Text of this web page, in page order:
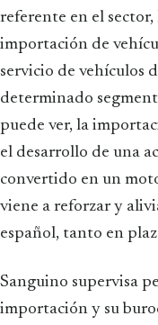
referente en el
importación de
servicio de vehículos
determinado
puede ver, la
el desarrollo de una
convertido en un
viene a reforzar y
español, tanto en
Sanguino supervisa
importación y su